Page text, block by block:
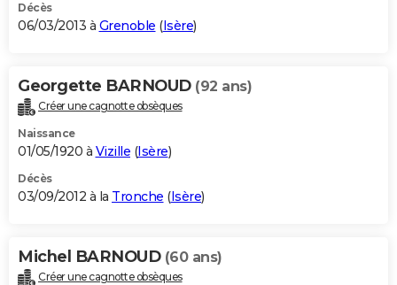
Décès
06/03/2013 à Grenoble (Isère)
Georgette BARNOUD (92 ans)
Créer une cagnotte obsèques
Naissance
01/05/1920 à Vizille (Isère)
Décès
03/09/2012 à la Tronche (Isère)
Michel BARNOUD (60 ans)
Créer une cagnotte obsèques